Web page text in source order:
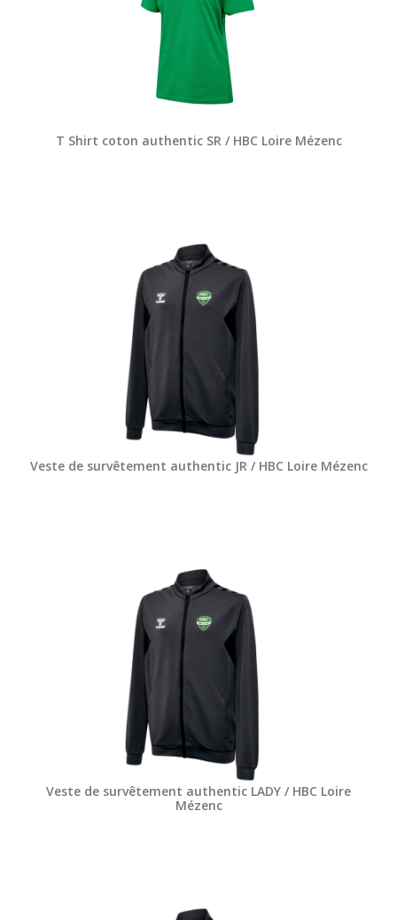
T Shirt coton authentic SR / HBC Loire Mézenc
Veste de survêtement authentic JR / HBC Loire Mézenc
Veste de survêtement authentic LADY / HBC Loire
Mézenc